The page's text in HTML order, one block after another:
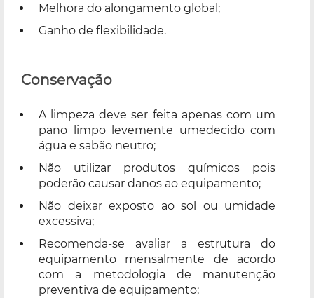
Melhora do alongamento global;
Ganho de flexibilidade.
Conservação
A limpeza deve ser feita apenas com um
pano limpo levemente umedecido com
água e sabão neutro;
Não utilizar produtos químicos pois
poderão causar danos ao equipamento;
Não deixar exposto ao sol ou umidade
excessiva;
Recomenda-se avaliar a estrutura do
equipamento mensalmente de acordo
com a metodologia de manutenção
preventiva de equipamento;